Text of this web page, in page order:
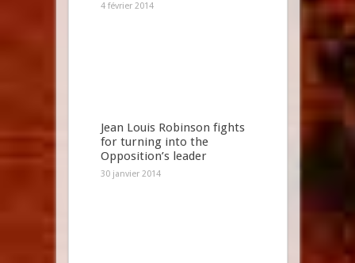
4 février 2014
Jean Louis Robinson fights
for turning into the
Opposition’s leader
30 janvier 2014